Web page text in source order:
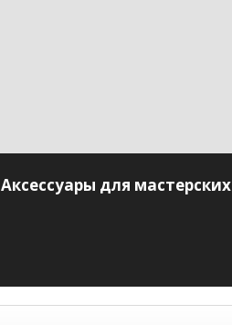
Аксессуары для мастерских